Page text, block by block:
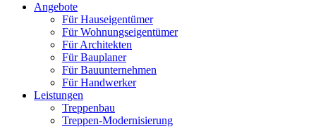
Angebote
Für Hauseigentümer
Für Wohnungseigentümer
Für Architekten
Für Bauplaner
Für Bauunternehmen
Für Handwerker
Leistungen
Treppenbau
Treppen-Modernisierung